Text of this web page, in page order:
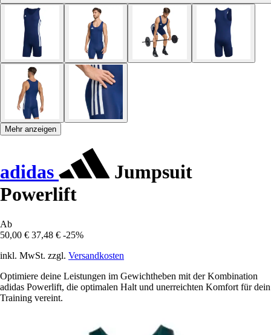
Mehr anzeigen
adidas
Jumpsuit
Powerlift
Ab
50,00 € 37,48 € -25%
inkl. MwSt. zzgl. Versandkosten
Optimiere deine Leistungen im Gewichtheben mit der Kombination
adidas Powerlift, die optimalen Halt und unerreichten Komfort für dein
Training vereint.